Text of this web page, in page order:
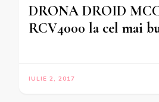
DRONA DROID
RCV4000 la cel mai
IULIE 2, 2017